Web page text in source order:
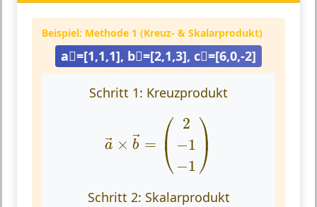
Beispiel: Methode 1 (Kreuz- & Skalarprodukt)
a⃗=[1,1,1], b⃗=[2,1,3], c⃗=[6,0,-2]
Schritt 1: Kreuzprodukt
→
a × →
b = ⎛
⎜
⎝
2
−1
−1
⎞
⎟
⎠
( − 1−
Schritt 2: Skalarprodukt